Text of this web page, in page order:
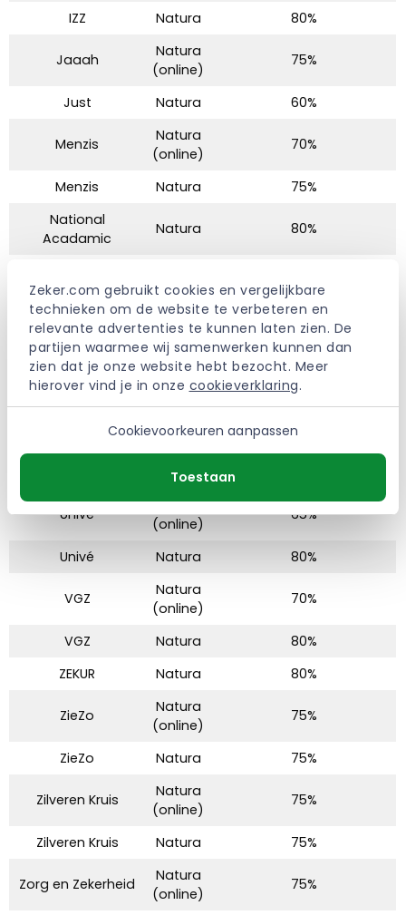
Zeker.com gebruikt cookies en vergelijkbare
technieken om de website te verbeteren en
relevante advertenties te kunnen laten zien. De
partijen waarmee wij samenwerken kunnen dan
zien dat je onze website hebt bezocht. Meer
hierover vind je in onze cookieverklaring.
Cookievoorkeuren aanpassen
Toestaan
IZZ
Natura 80%
Jaaah
Natura
(online)
75%
Just Natura 60%
Menzis
Natura
(online)
70%
Menzis Natura
75%
National
Acadamic
Natura 80%
(online)
Pro Life Natura
75%
Promovendum
Natura
80%
Salland
Natura
90%
United
Univé
Natura
(online)
65%
Univé Natura 80%
VGZ
Natura
(online)
70%
VGZ Natura
80%
ZEKUR
Natura 80%
ZieZo
Natura
(online)
75%
ZieZo Natura 75%
Zilveren Kruis
Natura
(online)
75%
Zilveren Kruis Natura 75%
Zorg en Zekerheid
Natura
(online)
75%